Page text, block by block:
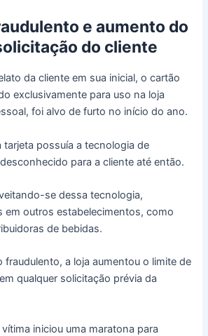
e aumento do
do cliente
da cliente em sua inicial, o cartão
exclusivamente para uso na loja
foi alvo de furto no início do ano.
tarjeta possuía a tecnologia de
para a cliente até então.
se dessa tecnologia,
em outros estabelecimentos, como
de bebidas.
fraudulento, a loja aumentou o limite de
qualquer solicitação prévia da
iniciou uma maratona para